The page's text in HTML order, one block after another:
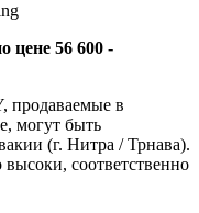
цене 56 600 -
продаваемые в
могут быть
(г. Нитра / Трнава).
соответственно